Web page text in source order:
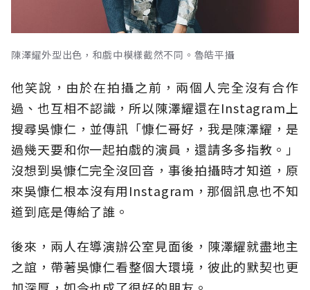
陳澤耀外型出色，和戲中模樣截然不同。魯皓平攝
他笑說，由於在拍攝之前，兩個人完全沒有合作
過、也互相不認識，所以陳澤耀還在Instagram上
搜尋吳慷仁，並傳訊「慷仁哥好，我是陳澤耀，是
過幾天要和你一起拍戲的演員，還請多多指教。」
沒想到吳慷仁完全沒回音，事後拍攝時才知道，原
來吳慷仁根本沒有用Instagram，那個訊息也不知
道到底是傳給了誰。
後來，兩人在導演辦公室見面後，陳澤耀就盡地主
之誼，帶著吳慷仁看整個大環境，彼此的默契也更